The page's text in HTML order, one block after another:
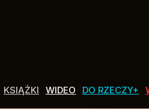
KSIĄŻKI WIDEO DO RZECZY+